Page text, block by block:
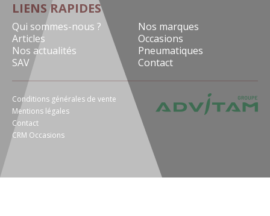
LIENS RAPIDES
Qui sommes-nous ?
Nos marques
Articles
Occasions
Nos actualités
Pneumatiques
SAV
Contact
Conditions générales de vente
Mentions légales
Contact
CRM Occasions